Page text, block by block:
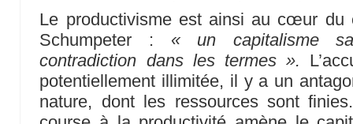
Le productivisme est ainsi au cœur du
Schumpeter : « un capitalisme
contradiction dans les termes ».
potentiellement illimitée, il y a un
nature, dont les ressources sont